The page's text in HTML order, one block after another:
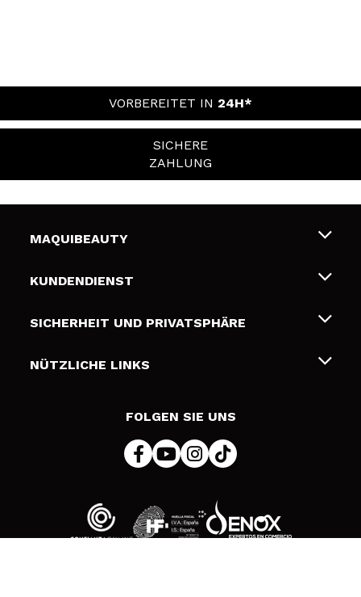
VORBEREITET IN 24H*
SICHERE
ZAHLUNG
MAQUIBEAUTY
Über uns
Geschenkkarten
KUNDENDIENST
Liefer- und Versandkosten
Zahlung
SICHERHEIT UND PRIVATSPHÄRE
Bedingungen und Datenschutz
NÜTZLICHE LINKS
FOLGEN SIE UNS